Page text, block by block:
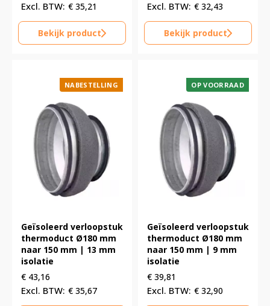
€ 35,21
Bekijk product
€ 32,43
Bekijk product
NABESTELLING
Geïsoleerd verloopstuk
thermoduct Ø180 mm
naar 150 mm | 13 mm
isolatie
€ 43,16
€ 35,67
OP VOORRAAD
Geïsoleerd verloopstuk
thermoduct Ø180 mm
naar 150 mm | 9 mm
isolatie
€ 39,81
€ 32,90